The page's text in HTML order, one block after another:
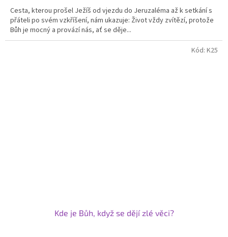
z
5
hvězdiček.
Cesta, kterou prošel Ježíš od vjezdu do Jeruzaléma až k setkání s
přáteli po svém vzkříšení, nám ukazuje: Život vždy zvítězí, protože
Bůh je mocný a provází nás, ať se děje...
Kde je Bůh, když se dějí zlé věci?
Kód: K25